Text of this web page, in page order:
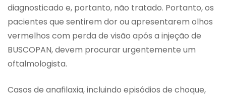
diagnosticado e, portanto, não tratado. Portanto, os
pacientes que sentirem dor ou apresentarem olhos
vermelhos com perda de visão após a injeção de
BUSCOPAN, devem procurar urgentemente um
oftalmologista.
Casos de anafilaxia, incluindo episódios de choque,